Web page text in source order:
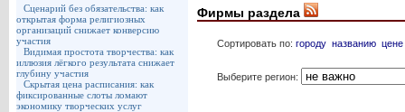
Сценарий без обязательства: как
открытая форма религиозных
организаций снижает конверсию
участия
Видимая простота творчества: как
иллюзия лёгкого результата снижает
глубину участия
Скрытая цена расписания: как
фиксированные слоты ломают
экономику творческих услуг
Фирмы раздела
Сортировать по: городу названию цене
Выберите регион: